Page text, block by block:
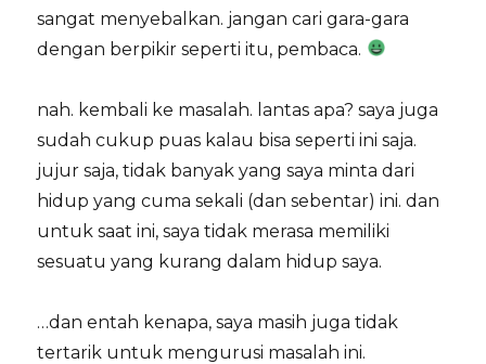
sangat menyebalkan. jangan cari gara-gara
dengan berpikir seperti itu, pembaca.
nah. kembali ke masalah. lantas apa? saya juga
sudah cukup puas kalau bisa seperti ini saja.
jujur saja, tidak banyak yang saya minta dari
hidup yang cuma sekali (dan sebentar) ini. dan
untuk saat ini, saya tidak merasa memiliki
sesuatu yang kurang dalam hidup saya.
…dan entah kenapa, saya masih juga tidak
tertarik untuk mengurusi masalah ini.